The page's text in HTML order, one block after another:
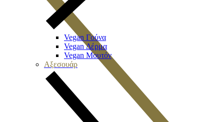
Vegan Γούνα
Vegan Δέρμα
Vegan Μουτόν
Αξεσουάρ